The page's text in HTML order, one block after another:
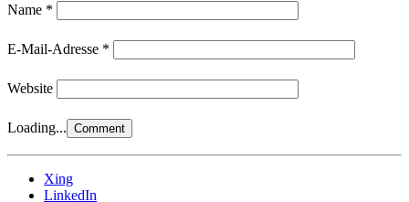
Name *
E-Mail-Adresse *
Website
Loading...
Xing
LinkedIn